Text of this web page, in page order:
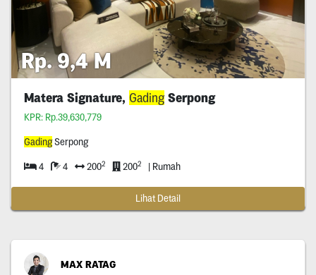
Rp. 9,4 M
Matera Signature, GadingSerpong
KPR: Rp.39,630,779
GadingSerpong
4 4 2002 2002 | Rumah
Lihat Detail
MAX RATAG